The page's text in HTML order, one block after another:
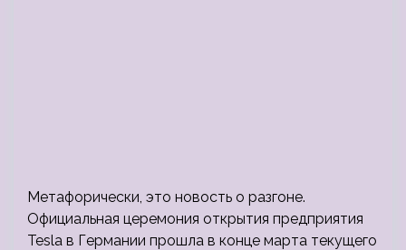
Метафорически, это новость о разгоне.
Официальная церемония открытия предприятия
Tesla в Германии прошла в конце марта текущего